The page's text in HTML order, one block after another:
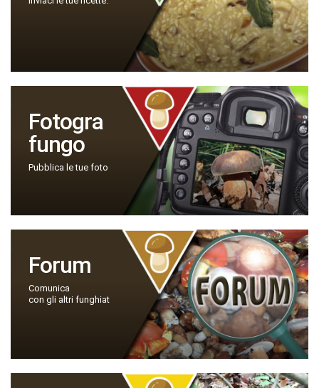
Fotogra
fungo
Pubblica le tue foto
Forum
Comunica
con gli altri funghiat